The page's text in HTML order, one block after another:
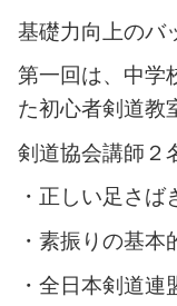
基礎力向上のバ
第一回は、中学
た初心者剣道教
剣道協会講師２
・正しい足さ
・素振りの基
・全日本剣道